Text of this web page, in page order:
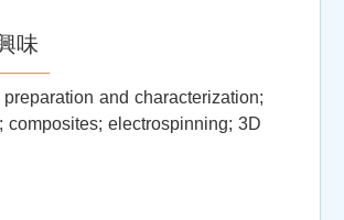
味
preparation and characterization;
composites; electrospinning; 3D